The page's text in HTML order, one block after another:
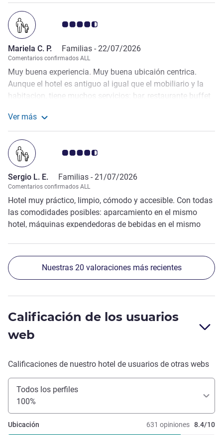
Nota de clientes de Avis 4.5/5
Mariela C. P. Familias - 22/07/2026
Comentarios confirmados ALL
Muy buena experiencia. Muy buena ubicaión centrica.
Aunque el hotel es antiguo al igual que el mobiliario y la
habitacion, tiene muchos servicios: bar, restaurante buffet
bastante caro. Se agradece el punto de carga y spa
incluido en el precio. El detalle de la hervidora con unos
sobres de cafe y un agua fresca en la neverita se valoran
muy positivamente. El personal muy amable eficiente.
Ver más
Nota de clientes de Avis 4.5/5
Sergio L. E. Familias - 21/07/2026
Comentarios confirmados ALL
Hotel muy práctico, limpio, cómodo y accesible. Con todas
las comodidades posibles: aparcamiento en el mismo
hotel, máquinas expendedoras de bebidas en el mismo
en su restaurante, amabilidad de recepción...
Nuestras 20 valoraciones más recientes
Calificación de los usuarios
web
Calificaciones de nuestro hotel de usuarios de otras webs
Todos los perfiles
100%
631 opiniones 8.4/10
Ubicación